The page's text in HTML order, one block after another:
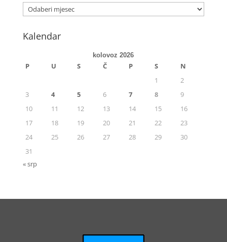
Kalendar
kolovoz 2026
P U S Č P S
N
1
2
3
4 5 6 7 8
9
10
11 12 13 14 15
16
17
18 19 20 21 22
23
24
25 26 27 28 29
30
31
« srp